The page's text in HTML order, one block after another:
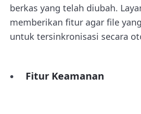
berkas yang telah diubah.
memberikan fitur agar file
untuk tersinkronisasi secara
Fitur Keamanan